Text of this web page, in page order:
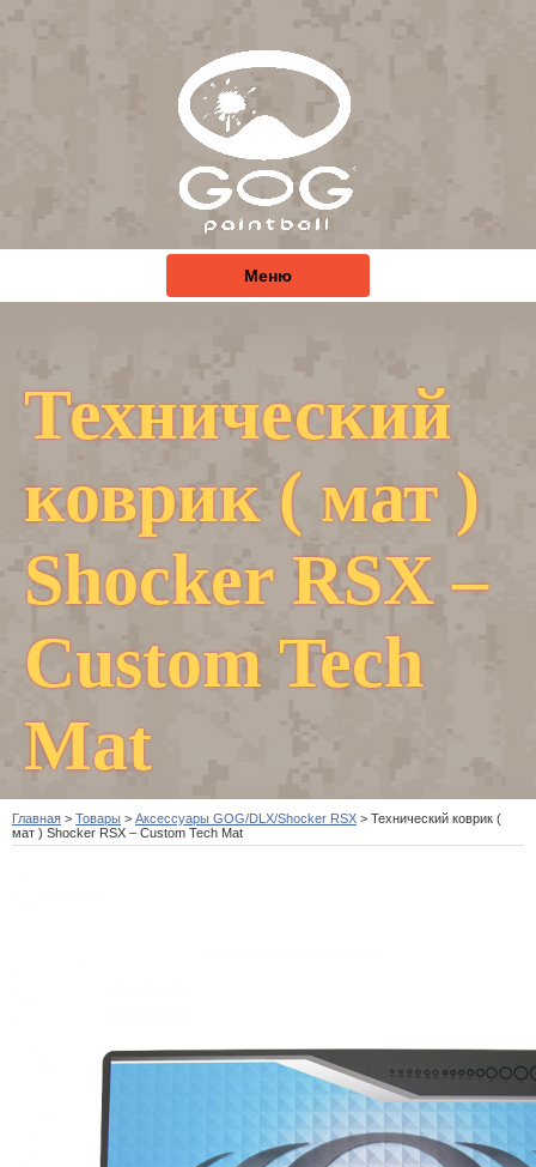
Меню
Технический
коврик ( мат )
Shocker RSX –
Custom Tech
Mat
Главная > Товары > Аксессуары GOG/DLX/Shocker RSX > Технический коврик (
мат ) Shocker RSX – Custom Tech Mat